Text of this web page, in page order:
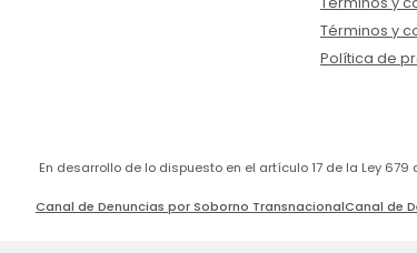
Términos y
Política de
En desarrollo de lo dispuesto en el artículo 17 de la Ley
Canal de Denuncias por Soborno TransnacionalCanal de